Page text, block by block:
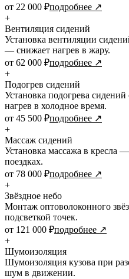
от 22 000 ₽подробнее ↗
+
Вентиляция сидений
Установка вентиляции
— снижает нагрев в жару.
от 62 000 ₽подробнее ↗
+
Подогрев сидений
Установка подогрева
нагрев в холодное время.
от 45 500 ₽подробнее ↗
+
Массаж сидений
Установка массажа в кресла
поездках.
от 78 000 ₽подробнее ↗
+
Звёздное небо
Монтаж оптоволоконного
подсветкой точек.
от 121 000 ₽подробнее ↗
+
Шумоизоляция
Шумоизоляция кузова при
шум в движении.